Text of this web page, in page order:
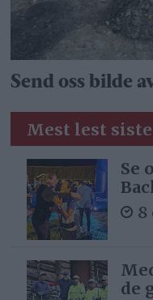
Send oss bilde
Mest lest
Se
8
de